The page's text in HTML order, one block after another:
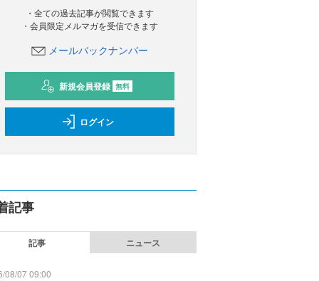
・全ての過去記事が閲覧できます
・会員限定メルマガを受信できます
メールバックナンバー
新規会員登録 無料
ログイン
記事
記事 ニュース
08/07 09:00